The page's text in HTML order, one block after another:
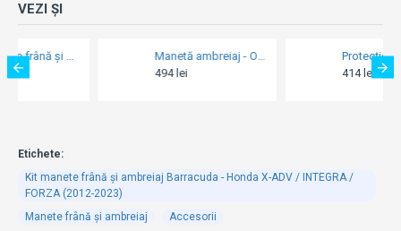
VEZI ȘI
Manetă ambreiaj - OE - Honda VFR 800 / Crossrunner / CBF 1000 / CBR 1000RR / CB 1100 / CB 1300S Boldor / CB 1300 Super Four / VFR 1200F / Crosstourer
Protecție reversibilă pentru maneta de frână sau ambreiaj - Barracuda PRO-TECT B-Lux (1 bucată)
Etichete:
Kit manete frână și ambreiaj Barracuda - Honda X-ADV / INTEGRA /
FORZA (2012-2023)
Manete frână și ambreiaj
Accesorii